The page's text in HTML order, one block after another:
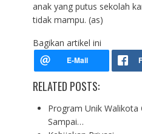
anak yang putus sekolah
tidak mampu. (as)
Bagikan artikel ini
RELATED POSTS:
Program Unik Walikota
Sampai…